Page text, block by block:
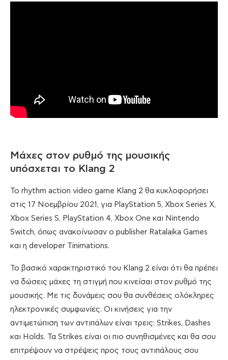
Μάχες στον ρυθμό της μουσικής
υπόσχεται το Klang 2
Το rhythm action video game Klang 2 θα κυκλοφορήσει
στις 17 Νοεμβρίου 2021, για PlayStation 5, Xbox Series X,
Xbox Series S, PlayStation 4, Xbox One και Nintendo
Switch, όπως ανακοίνωσαν ο publisher Ratalaika Games
και η developer Tinimations.
Το βασικό χαρακτηριστικό του Klang 2 είναι ότι θα πρέπει
να δώσεις μάχες τη στιγμή που κινείσαι στον ρυθμό της
μουσικής. Με τις δυνάμεις σου θα συνθέσεις ολόκληρες
ηλεκτρονικές συμφωνίες. Οι κινήσεις για την
αντιμετώπιση των αντιπάλων είναι τρεις: Strikes, Dashes
και Holds. Τα Strikes είναι οι πιο συνηθισμένες και θα σου
επιτρέψουν να στρέψεις προς τους αντιπάλους σου